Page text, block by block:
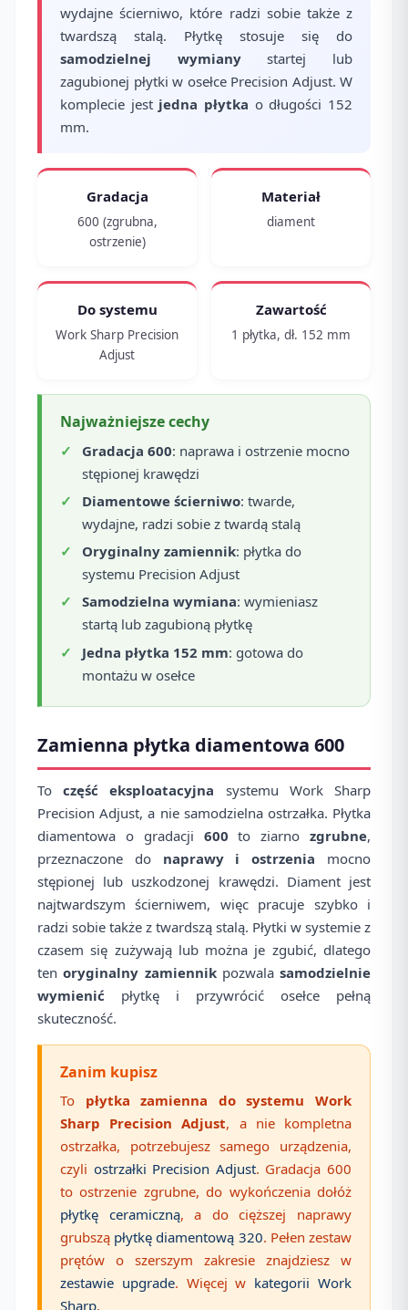
wydajne ścierniwo, które radzi sobie także z
twardszą stalą. Płytkę stosuje się do
samodzielnej wymianystartej lub
zagubionej płytki w osełce Precision Adjust. W
komplecie jest jedna płytka o długości 152
mm.
Gradacja
600 (zgrubna,
ostrzenie)
Materiał
diament
Do systemu
Work Sharp Precision
Adjust
Zawartość
1 płytka, dł. 152 mm
Najważniejsze cechy
Gradacja 600: naprawa i ostrzenie mocno
stępionej krawędzi
Diamentowe ścierniwo: twarde,
wydajne, radzi sobie z twardą stalą
Oryginalny zamiennik: płytka do
systemu Precision Adjust
Samodzielna wymiana: wymieniasz
startą lub zagubioną płytkę
Jedna płytka 152 mm: gotowa do
montażu w osełce
Zamienna płytka diamentowa 600
Toczęść eksploatacyjna systemu Work Sharp
Precision Adjust, a nie samodzielna ostrzałka. Płytka
diamentowa o gradacji 600 to ziarno zgrubne,
przeznaczone do naprawy i ostrzenia mocno
stępionej lub uszkodzonej krawędzi. Diament jest
najtwardszym ścierniwem, więc pracuje szybko i
radzi sobie także z twardszą stalą. Płytki w systemie z
czasem się zużywają lub można je zgubić, dlatego
tenoryginalny zamiennikpozwala samodzielnie
wymienić płytkę i przywrócić osełce pełną
skuteczność.
Zanim kupisz
To płytka zamienna do systemu Work
Sharp Precision Adjust, a nie kompletna
ostrzałka, potrzebujesz samego urządzenia,
czyli ostrzałki Precision Adjust. Gradacja 600
to ostrzenie zgrubne, do wykończenia dołóż
płytkę ceramiczną, a do cięższej naprawy
grubszą płytkę diamentową 320. Pełen zestaw
prętów o szerszym zakresie znajdziesz w
zestawie upgrade. Więcej w kategorii Work
Sharp.